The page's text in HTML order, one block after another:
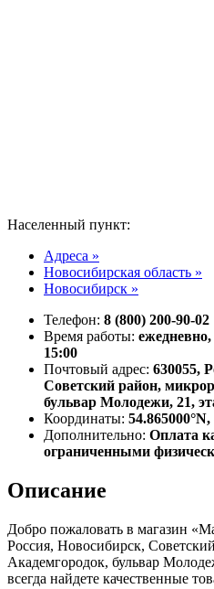
Населенный пункт:
Адреса »
Новосибирская область »
Новосибирск »
Телефон: 8 (800) 200-90-02
Время работы:
15:00
Почтовый адрес: 630055,
Советский район,
бульвар Молодежи, 21,
Координаты:
Дополнительно: Оплата
ограниченными
Описание
Добро пожаловать в магазин
Россия, Новосибирск,
Академгородок, бульвар
всегда найдете качественные